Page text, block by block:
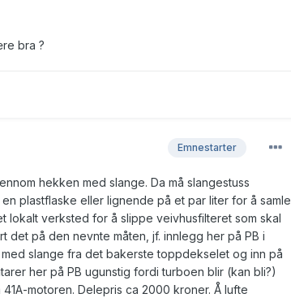
bra ?
Emnestarter
hekken med slange. Da må slangestuss
plastflaske eller lignende på et par liter for å samle
lokalt verksted for å slippe veivhusfilteret som skal
på den nevnte måten, jf. innlegg her på PB i
slange fra det bakerste toppdekselet og inn på
her på PB ugunstig fordi turboen blir (kan bli?)
motoren. Delepris ca 2000 kroner. Å lufte